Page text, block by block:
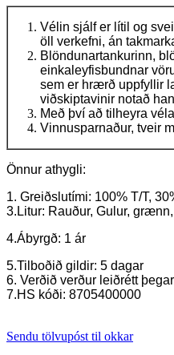
Vélin sjálf er lítil og
öll verkefni, án
Blöndunartankurinn,
einkaleyfisbundnar
sem er hrærð uppfyllir
viðskiptavinir notað
Með því að tilheyra
Vinnusparnaður, tveir
Önnur athygli:
1. Greiðslutími: 100% T/T,
3.Litur: Rauður, Gulur,
4.Ábyrgð: 1 ár
5.Tilboðið gildir: 5 dagar
6. Verðið verður leiðrétt
7.HS kóði: 8705400000
Sendu tölvupóst til okkar